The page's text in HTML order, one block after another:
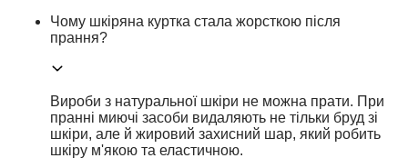
Чому шкіряна куртка стала жорсткою після
прання?
Вироби з натуральної шкіри не можна прати. При
пранні миючі засоби видаляють не тільки бруд зі
шкіри, але й жировий захисний шар, який робить
шкіру м'якою та еластичною.